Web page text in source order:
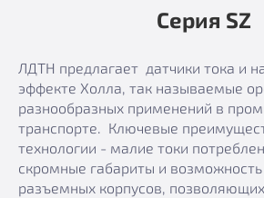
Серия SZ
ЛДТН предлагает датчики тока и
эффекте Холла, так называемые
разнообразных применений в
транспорте. Ключевые
технологии - малие токи
скромные габариты и возможность
разъемных корпусов,